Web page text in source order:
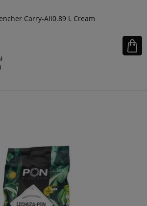
Carry-All0.89 L Cream